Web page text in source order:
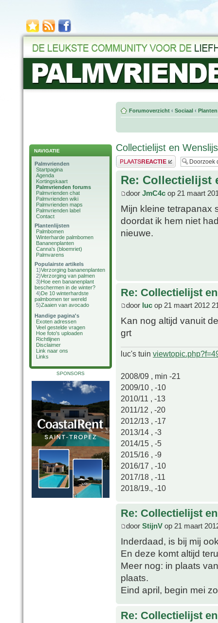
NAVIGATIE
Palmvrienden
Startpagina
Agenda
Kortingskaart
Palmvrienden forums
Palmvrienden chat
Palmvrienden wiki
Palmvrienden maps
Palmvrienden label
Contact
Plantenlijsten
Palmbomen
Winterharde palmbomen
Bananenplanten
Canna's (bloemriet)
Palmvarens
Populairste artikels
1)Verzorging bananenplanten
2)Verzorging van palmen
3)Hoe een bananenplant
beschermen in de winter?
4)De 10 winterhardste
palmbomen ter wereld
5)Zaaien van avocado
Handige pagina's
Exoten adressen
Veel gestelde vragen
Hoe foto's uploaden
Richtlijnen
Disclaimer
Link naar ons
Links
SPONSORS
Forumoverzicht ‹ Sociaal ‹
Collectielijst en
Plaats een reactie
Re: Collectielijst
door JmC4c op 21 maart
Mijn kleine tetrapanax
doordat ik hem niet
nieuwe.
Re: Collectielijst
door luc op 21 maart 2012
Kan nog altijd vanuit
grt
luc's tuin
2008/09 , min -21
2009/10 , -10
2010/11 , -13
2011/12 , -20
2012/13 , -17
2013/14 , -3
2014/15 , -5
2015/16 , -9
2016/17 , -10
2017/18 , -11
2018/19., -10
Re: Collectielijst
door StijnV op 21 maart
Inderdaad, is bij mij
En deze komt altijd
Meer nog: in plaats
plaats.
Eind april, begin mei
Re: Collectielijst